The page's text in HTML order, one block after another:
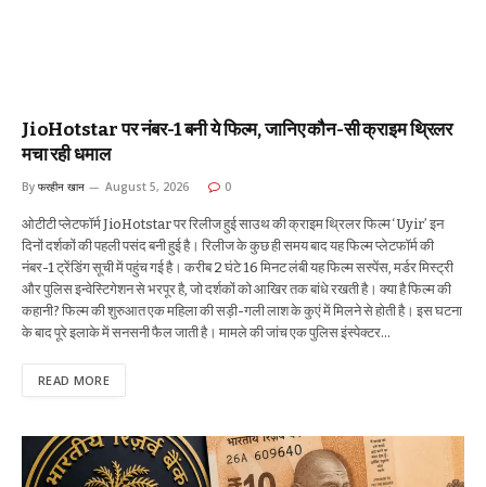
JioHotstar पर नंबर-1 बनी ये फिल्म, जानिए कौन-सी क्राइम थ्रिलर
मचा रही धमाल
By फरहीन खान August 5, 2026 0
ओटीटी प्लेटफॉर्म JioHotstar पर रिलीज हुई साउथ की क्राइम थ्रिलर फिल्म ‘Uyir’ इन
दिनों दर्शकों की पहली पसंद बनी हुई है। रिलीज के कुछ ही समय बाद यह फिल्म प्लेटफॉर्म की
नंबर-1 ट्रेंडिंग सूची में पहुंच गई है। करीब 2 घंटे 16 मिनट लंबी यह फिल्म सस्पेंस, मर्डर मिस्ट्री
और पुलिस इन्वेस्टिगेशन से भरपूर है, जो दर्शकों को आखिर तक बांधे रखती है। क्या है फिल्म की
कहानी? फिल्म की शुरुआत एक महिला की सड़ी-गली लाश के कुएं में मिलने से होती है। इस घटना
के बाद पूरे इलाके में सनसनी फैल जाती है। मामले की जांच एक पुलिस इंस्पेक्टर…
READ MORE